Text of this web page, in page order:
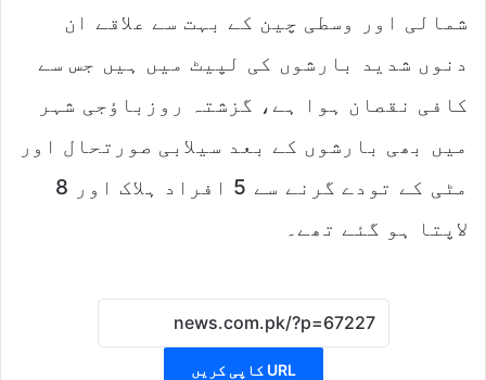
شمالی اور وسطی چین کے بہت سے علاقے ان
دنوں شدید بارشوں کی لپیٹ میں ہیں جس سے
کافی نقصان ہوا ہے، گزشتہ روزباؤجی شہر
میں بھی بارشوں کے بعد سیلابی صورتحال اور
مٹی کے تودے گرنے سے 5 افراد ہلاک اور 8
لاپتا ہو گئے تھے۔
URL کاپی کریں